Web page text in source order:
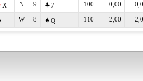
X N 9 7 - 100 0,00
W 8 Q - 110 -2,00